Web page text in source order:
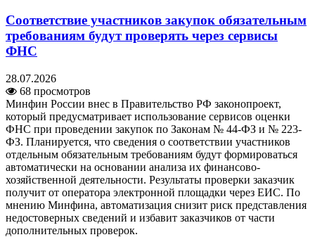
Соответствие участников закупок обязательным
требованиям будут проверять через сервисы
ФНС
28.07.2026
68 просмотров
Минфин России внес в Правительство РФ законопроект,
который предусматривает использование сервисов оценки
ФНС при проведении закупок по Законам № 44-ФЗ и № 223-
ФЗ. Планируется, что сведения о соответствии участников
отдельным обязательным требованиям будут формироваться
автоматически на основании анализа их финансово-
хозяйственной деятельности. Результаты проверки заказчик
получит от оператора электронной площадки через ЕИС. По
мнению Минфина, автоматизация снизит риск представления
недостоверных сведений и избавит заказчиков от части
дополнительных проверок.